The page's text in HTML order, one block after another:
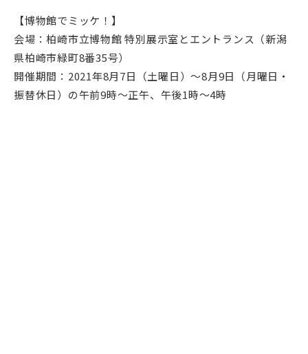
【博物館でミッケ！】
会場：柏崎市立博物館 特別展示室とエントランス（新潟
県柏崎市緑町8番35号）
開催期間：2021年8月7日（土曜日）～8月9日（月曜日・
振替休日）の午前9時～正午、午後1時～4時